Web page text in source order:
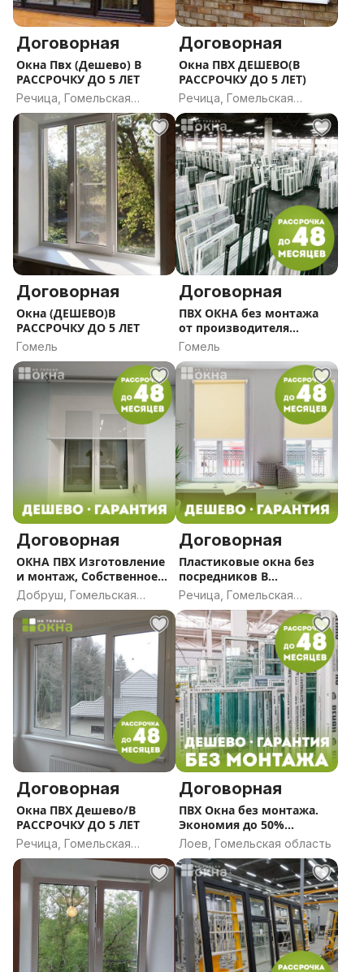
Договорная
Окна Пвх (Дешево) В
РАССРОЧКУ ДО 5 ЛЕТ
Речица, Гомельская
область
Договорная
Окна ПВХ ДЕШЕВО(В
РАССРОЧКУ ДО 5 ЛЕТ)
Речица, Гомельская
область
Договорная
Окна (ДЕШЕВО)В
РАССРОЧКУ ДО 5 ЛЕТ
Гомель
Договорная
ПВХ ОКНА без монтажа
от производителя
(ДЕШЕВО/В РАССРОЧКУ
Гомель
Договорная
ОКНА ПВХ Изготовление
и монтаж, Собственное
производство В
РАССРОЧКУ ДО 5 ЛЕТ
Добруш, Гомельская
область
Договорная
Пластиковые окна без
посредников В
РАССРОЧКУ ДО 5 ЛЕТ
Речица, Гомельская
область
Договорная
Окна ПВХ Дешево/В
РАССРОЧКУ ДО 5 ЛЕТ
Речица, Гомельская
область
Договорная
ПВХ Окна без монтажа.
Экономия до 50%
Работаем по всей
Беларуси В РАССРОЧКУ
ДО 5 ЛЕТ.
Лоев, Гомельская область